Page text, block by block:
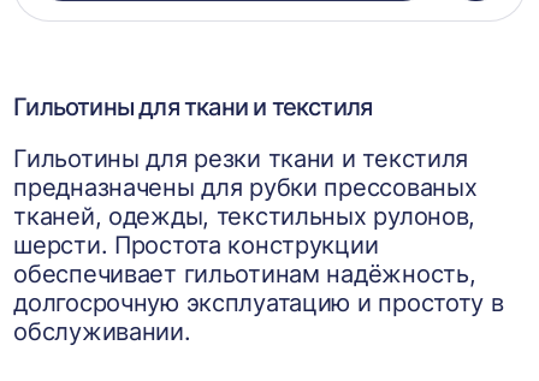
Гильотины для ткани и текстиля
Гильотины для резки ткани и текстиля
предназначены для рубки прессованых
тканей, одежды, текстильных рулонов,
шерсти. Простота конструкции
обеспечивает гильотинам надёжность,
долгосрочную эксплуатацию и простоту в
обслуживании.